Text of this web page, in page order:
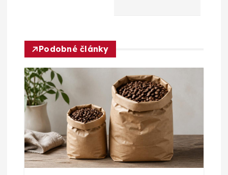
e
p
r
o
p
ř
Podobné články